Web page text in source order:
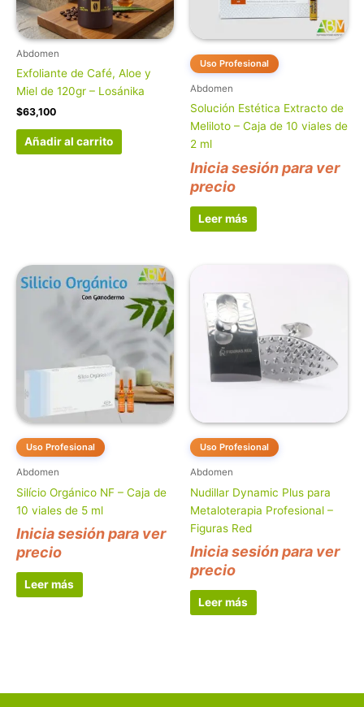
Abdomen
Exfoliante de Café, Aloe y
Miel de 120gr – Losánika
$63,100
Añadir al carrito
Uso Profesional
Abdomen
Solución Estética Extracto de
Meliloto – Caja de 10 viales de
2 ml
Inicia sesión para ver
precio
Leer más
Uso Profesional
Abdomen
Silício Orgánico NF – Caja de
10 viales de 5 ml
Inicia sesión para ver
precio
Leer más
Uso Profesional
Abdomen
Nudillar Dynamic Plus para
Metaloterapia Profesional –
Figuras Red
Inicia sesión para ver
precio
Leer más